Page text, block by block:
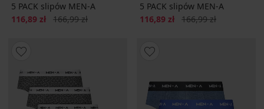
5 PACK slipów MEN-A
Zniżka
116,89 zł Pierwotna cena
166,99 zł
5 PACK slipów MEN-A
Zniżka
116,89 zł Pierwotna cena
166,99 zł